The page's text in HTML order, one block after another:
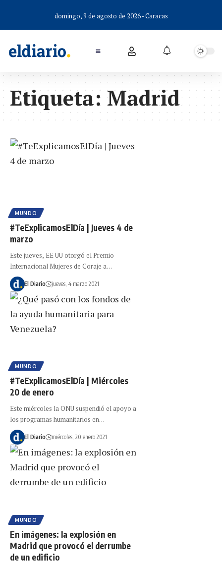
domingo, 9 de agosto de 2026 - Caracas
Etiqueta: Madrid
MUNDO
#TeExplicamosElDía | Jueves 4 de
marzo
Este jueves, EE UU otorgó el Premio
Internacional Mujeres de Coraje a…
El Diario jueves, 4 marzo 2021
MUNDO
#TeExplicamosElDía | Miércoles
20 de enero
Este miércoles la ONU suspendió el apoyo a
los programas humanitarios en…
El Diario miércoles, 20 enero 2021
MUNDO
En imágenes: la explosión en
Madrid que provocó el derrumbe
de un edificio